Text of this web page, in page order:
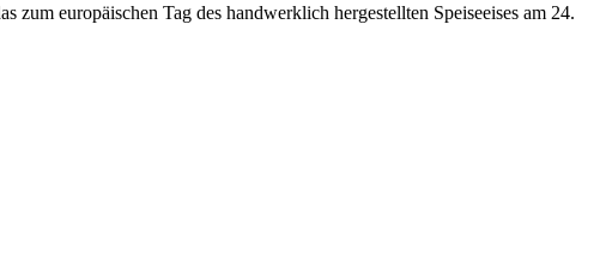
zum europäischen Tag des handwerklich hergestellten Speiseeises am 24.